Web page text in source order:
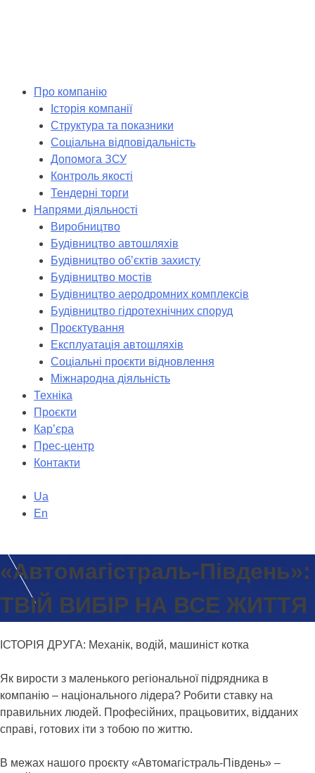
Про компанію
Історія компанії
Структура та показники
Соціальна відповідальність
Допомога ЗСУ
Контроль якості
Тендерні торги
Напрями діяльності
Виробництво
Будівництво автошляхів
Будівництво обʼєктів захисту
Будівництво мостів
Будівництво аеродромних комплексів
Будівництво гідротехнічних споруд
Проєктування
Експлуатація автошляхів
Соціальні проєкти відновлення
Міжнародна діяльність
Техніка
Проєкти
Кар’єра
Прес-центр
Контакти
Ua
En
«Автомагістраль-Південь»:
ТВІЙ ВИБІР НА ВСЕ ЖИТТЯ
ІСТОРІЯ ДРУГА: Механік, водій, машиніст котка
Як вирости з маленького регіональної підрядника в
компанію – національного лідера? Робити ставку на
правильних людей. Професійних, працьовитих, відданих
справі, готових іти з тобою по життю.
В межах нашого проєкту «Автомагістраль-Південь» –